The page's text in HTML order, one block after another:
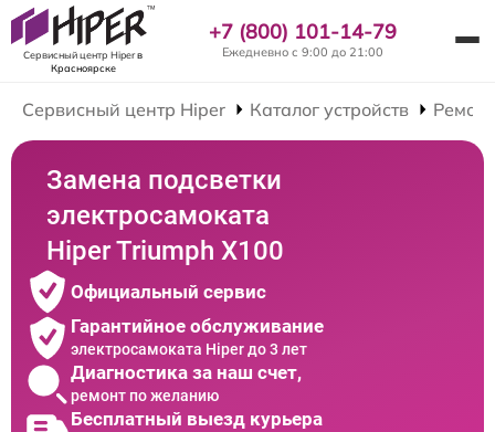
Сервисный центр Hiperв
Красноярске
+7 (800) 101-14-79
Ежедневно с 9:00 до 21:00
Сервисный центр Hiper Каталог устройств
Замена подсветки
электросамоката
Hiper Triumph X100
Официальный сервис
Гарантийное обслуживание
электросамоката Hiper до 3 лет
Диагностика за наш счет,
ремонт по желанию
Бесплатный выезд курьера